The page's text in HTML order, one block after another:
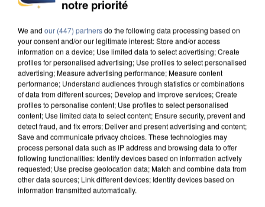
MAFIA INTERPELLÉ EN ALGÉRIE
notre priorité
We and our (447) partnersdo the following data processing based on
your consent and/or our legitimate interest: Store and/or access
information on a device; Use limited data to select advertising; Create
profiles for personalised advertising; Use profiles to select personalised
advertising; Measure advertising performance; Measure content
performance; Understand audiences through statistics or combinations
of data from different sources; Develop and improve services; Create
profiles to personalise content; Use profiles to select personalised
content; Use limited data to select content; Ensure security, prevent and
detect fraud, and fix errors; Deliver and present advertising and content;
Save and communicate privacy choices. These technologies may
process personal data such as IP address and browsing data to offer
following functionalities: Identify devices based on information actively
requested; Use precise geolocation data; Match and combine data from
other data sources; Link different devices; Identify devices based on
information transmitted automatically.